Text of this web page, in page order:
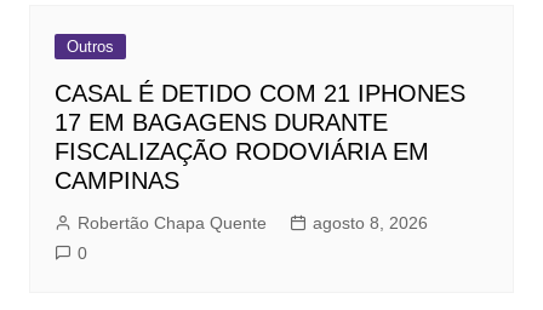
Outros
CASAL É DETIDO COM 21 IPHONES
17 EM BAGAGENS DURANTE
FISCALIZAÇÃO RODOVIÁRIA EM
CAMPINAS
Robertão Chapa Quente
agosto 8, 2026
0